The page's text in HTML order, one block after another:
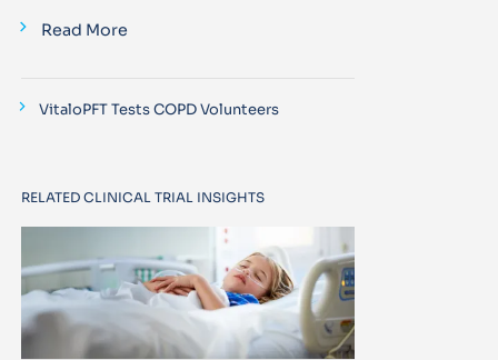
Read More
VitaloPFT Tests COPD Volunteers
RELATED CLINICAL TRIAL INSIGHTS